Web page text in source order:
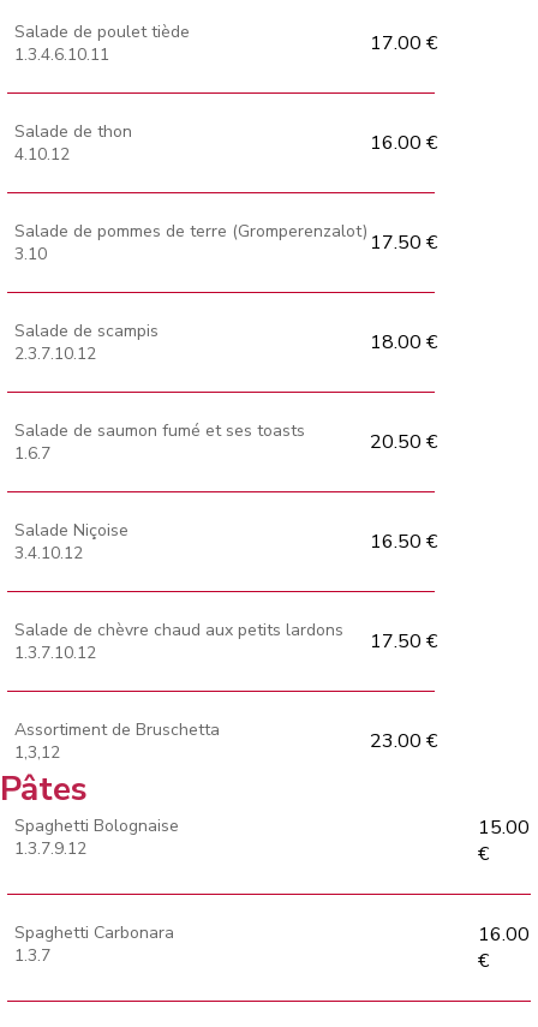
Salade de poulet tiède
1.3.4.6.10.11
17.00 €
Salade de thon
4.10.12
16.00 €
Salade de pommes de terre (Gromperenzalot)
3.10
17.50 €
Salade de scampis
2.3.7.10.12
18.00 €
Salade de saumon fumé et ses toasts
1.6.7
20.50 €
Salade Niçoise
3.4.10.12
16.50 €
Salade de chèvre chaud aux petits lardons
1.3.7.10.12
17.50 €
Assortiment de Bruschetta
1,3,12
23.00 €
Pâtes
Spaghetti Bolognaise
1.3.7.9.12
15.00
€
Spaghetti Carbonara
1.3.7
16.00
€